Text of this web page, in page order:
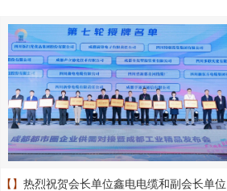
【】 热烈祝贺会长单位鑫电电缆和副会长单位